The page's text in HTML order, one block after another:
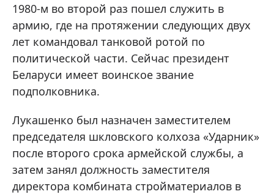
1980-м во второй раз пошел служить в
армию, где на протяжении следующих двух
лет командовал танковой ротой по
политической части. Сейчас президент
Беларуси имеет воинское звание
подполковника.
Лукашенко был назначен заместителем
председателя шкловского колхоза «Ударник»
после второго срока армейской службы, а
затем занял должность заместителя
директора комбината стройматериалов в